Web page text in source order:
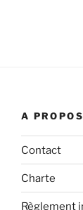
A PROPOS
Contact
Charte
Règlement